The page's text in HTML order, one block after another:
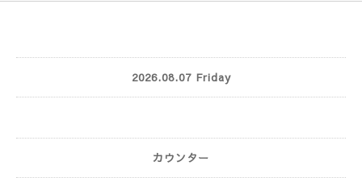
2026.08.07 Friday
カウンター